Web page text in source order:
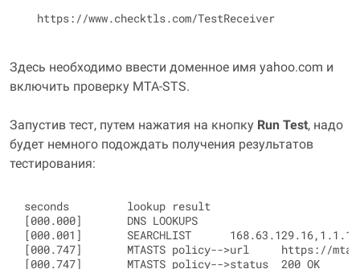
  https://www.checktls.com/TestReceiver
Здесь необходимо ввести доменное имя yahoo.com и
включить проверку MTA-STS.
Запустив тест, путем нажатия на кнопку Run Test, надо
будет немного подождать получения результатов
тестирования:
seconds         lookup result
[000.000]       DNS LOOKUPS
[000.001]       SEARCHLIST
[000.747]       MTASTS policy-->url     https://mta-
[000.747]       MTASTS policy-->status  200 OK